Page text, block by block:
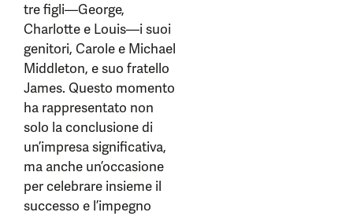
tre figli—George,
Charlotte e Louis—i suoi
genitori, Carole e Michael
Middleton, e suo fratello
James. Questo momento
ha rappresentato non
solo la conclusione di
un’impresa significativa,
ma anche un’occasione
per celebrare insieme il
successo e l’impegno